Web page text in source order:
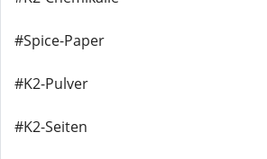
#Spice-Paper
#K2-Pulver
#K2-Seiten